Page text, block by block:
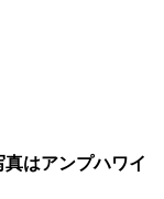
はアンプハワイ